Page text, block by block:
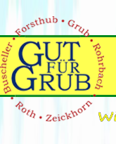
Inhalt
springen